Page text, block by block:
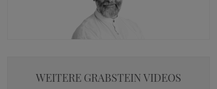
WEITERE GRABSTEIN VIDEOS